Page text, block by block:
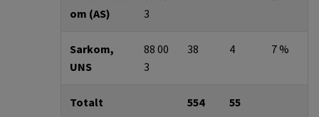
om (AS)
3
Sarkom,
UNS
88 00
3
38 4 7 %
Totalt 554 55